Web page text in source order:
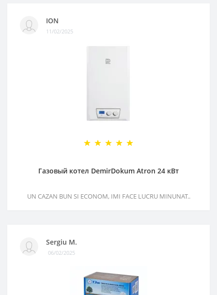
ION
11/02/2025
Газовый котел DemirDokum Atron 24 кВт
UN CAZAN BUN SI ECONOM, IMI FACE LUCRU MINUNAT..
Sergiu M.
06/02/2025